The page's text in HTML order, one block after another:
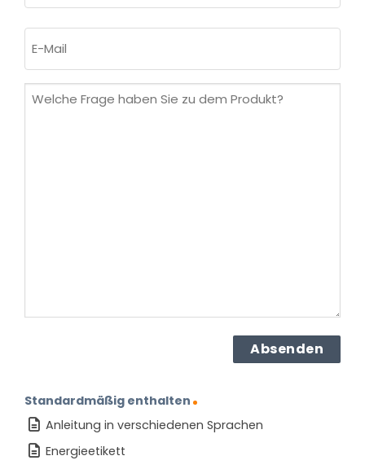
Mail
Welche
Standardmäßig enthalten
Anleitung in verschiedenen Sprachen
Energieetikett